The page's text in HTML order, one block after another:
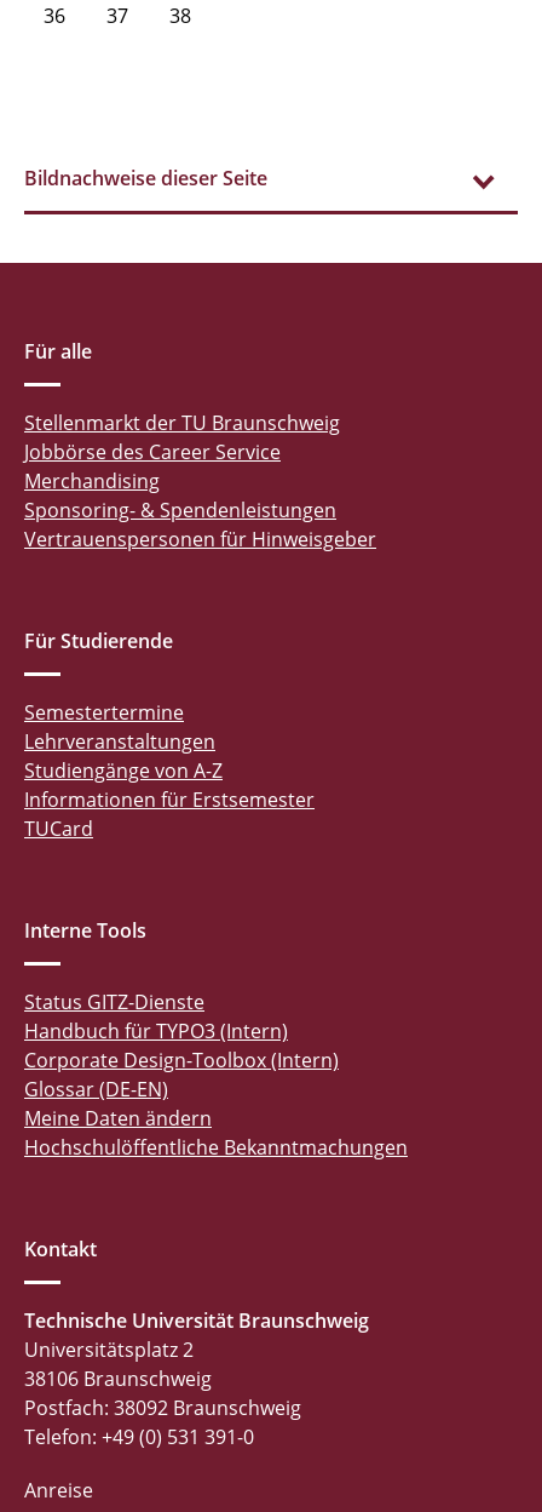
36 37 38
Bildnachweise dieser Seite
Für alle
Stellenmarkt der TU Braunschweig
Jobbörse des Career Service
Merchandising
Sponsoring- & Spendenleistungen
Vertrauenspersonen für Hinweisgeber
Für Studierende
Semestertermine
Lehrveranstaltungen
Studiengänge von A-Z
Informationen für Erstsemester
TUCard
Interne Tools
Status GITZ-Dienste
Handbuch für TYPO3 (Intern)
Corporate Design-Toolbox (Intern)
Glossar (DE-EN)
Meine Daten ändern
Hochschulöffentliche Bekanntmachungen
Kontakt
Technische Universität Braunschweig
Universitätsplatz 2
38106 Braunschweig
Postfach: 38092 Braunschweig
Telefon: +49 (0) 531 391-0
Anreise